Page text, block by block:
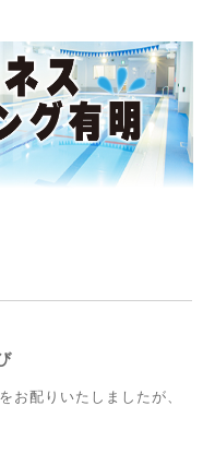
お配りいたしましたが、